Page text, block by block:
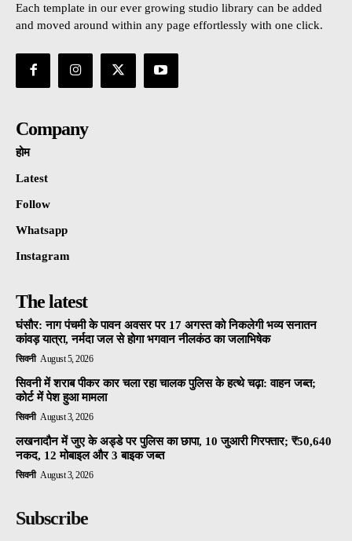
Each template in our ever growing studio library can be added
and moved around within any page effortlessly with one click.
Company
होम
Latest
Follow
Whatsapp
Instagram
The latest
घंसौर: नाग पंचमी के पावन अवसर पर 17 अगस्त को निकलेगी भव्य सनातन
कांवड़ यात्रा, नर्मदा जल से होगा भगवान नीलकंठ का जलाभिषेक
सिवनी August 5, 2026
सिवनी में शराब पीकर कार चला रहा चालक पुलिस के हत्थे चढ़ा: वाहन जब्त;
कोर्ट में पेश हुआ मामला
सिवनी August 3, 2026
लखनादौन में जुए के अड्डे पर पुलिस का छापा, 10 जुआरी गिरफ्तार; ₹50,640
नकद, 12 मोबाइल और 3 बाइक जब्त
सिवनी August 3, 2026
Subscribe